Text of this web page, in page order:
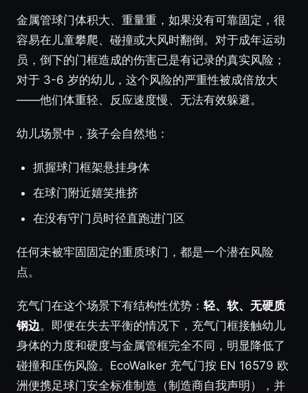
金属管球门体积大、重量重，如果没有可靠固定，很
容易在儿童攀爬、碰撞或大风时翻倒。对于成年运动
员，倒下的门框造成的伤害已是有记录的真实风险；
对于 3-6 岁的幼儿，这个风险的严重性被成倍放大
——他们体重轻、反应速度慢、无法有效躲避。
幼儿场景中，孩子会自然地：
抓握球门框架悬挂身体
在球门附近嬉笑推挤
在没有守门员时径直跑进门区
任何未被牢固固定的重质球门，都是一个潜在风险
点。
充气门在这个场景下有结构性优势： 轻、软、无硬质
钢边。即便在失去平衡的情况下，充气门框接触幼儿
身体的力度和硬度与金属管框完全不同，明显降低了
碰撞和压伤风险。EcoWalker 充气门按 EN 16579 欧
洲便携足球门安全标准制造（制造商自我声明），并